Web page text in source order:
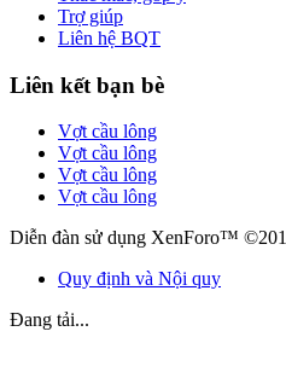
Trợ giúp
Liên hệ BQT
Liên kết bạn bè
Vợt cầu lông
Vợt cầu lông
Vợt cầu lông
Vợt cầu lông
Diễn đàn sử dụng XenForo™
Quy định và Nội quy
Đang tải...